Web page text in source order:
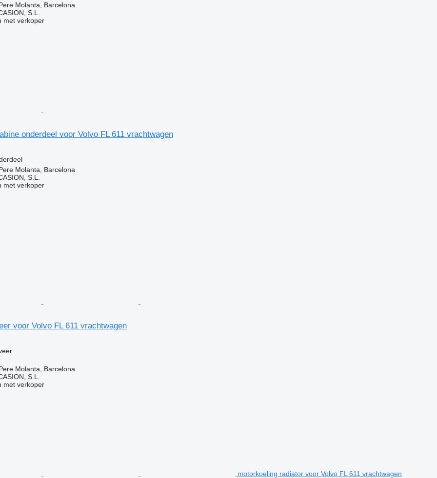
Molanta, Barcelona
S.L.
met verkoper
onderdeel voor Volvo FL 611 vrachtwagen
Molanta, Barcelona
S.L.
met verkoper
voor Volvo FL 611 vrachtwagen
Molanta, Barcelona
S.L.
met verkoper
motorkoeling radiator voor Volvo FL 611 vrachtwagen